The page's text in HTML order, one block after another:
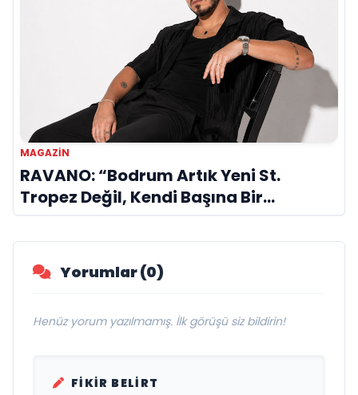
MAGAZIN
RAVANO: “Bodrum Artık Yeni St.
Tropez Değil, Kendi Başına Bir
Referans”
Yorumlar (0)
Henüz yorum yazılmamış. İlk görüşü siz bildirin!
FIKIR BELIRT